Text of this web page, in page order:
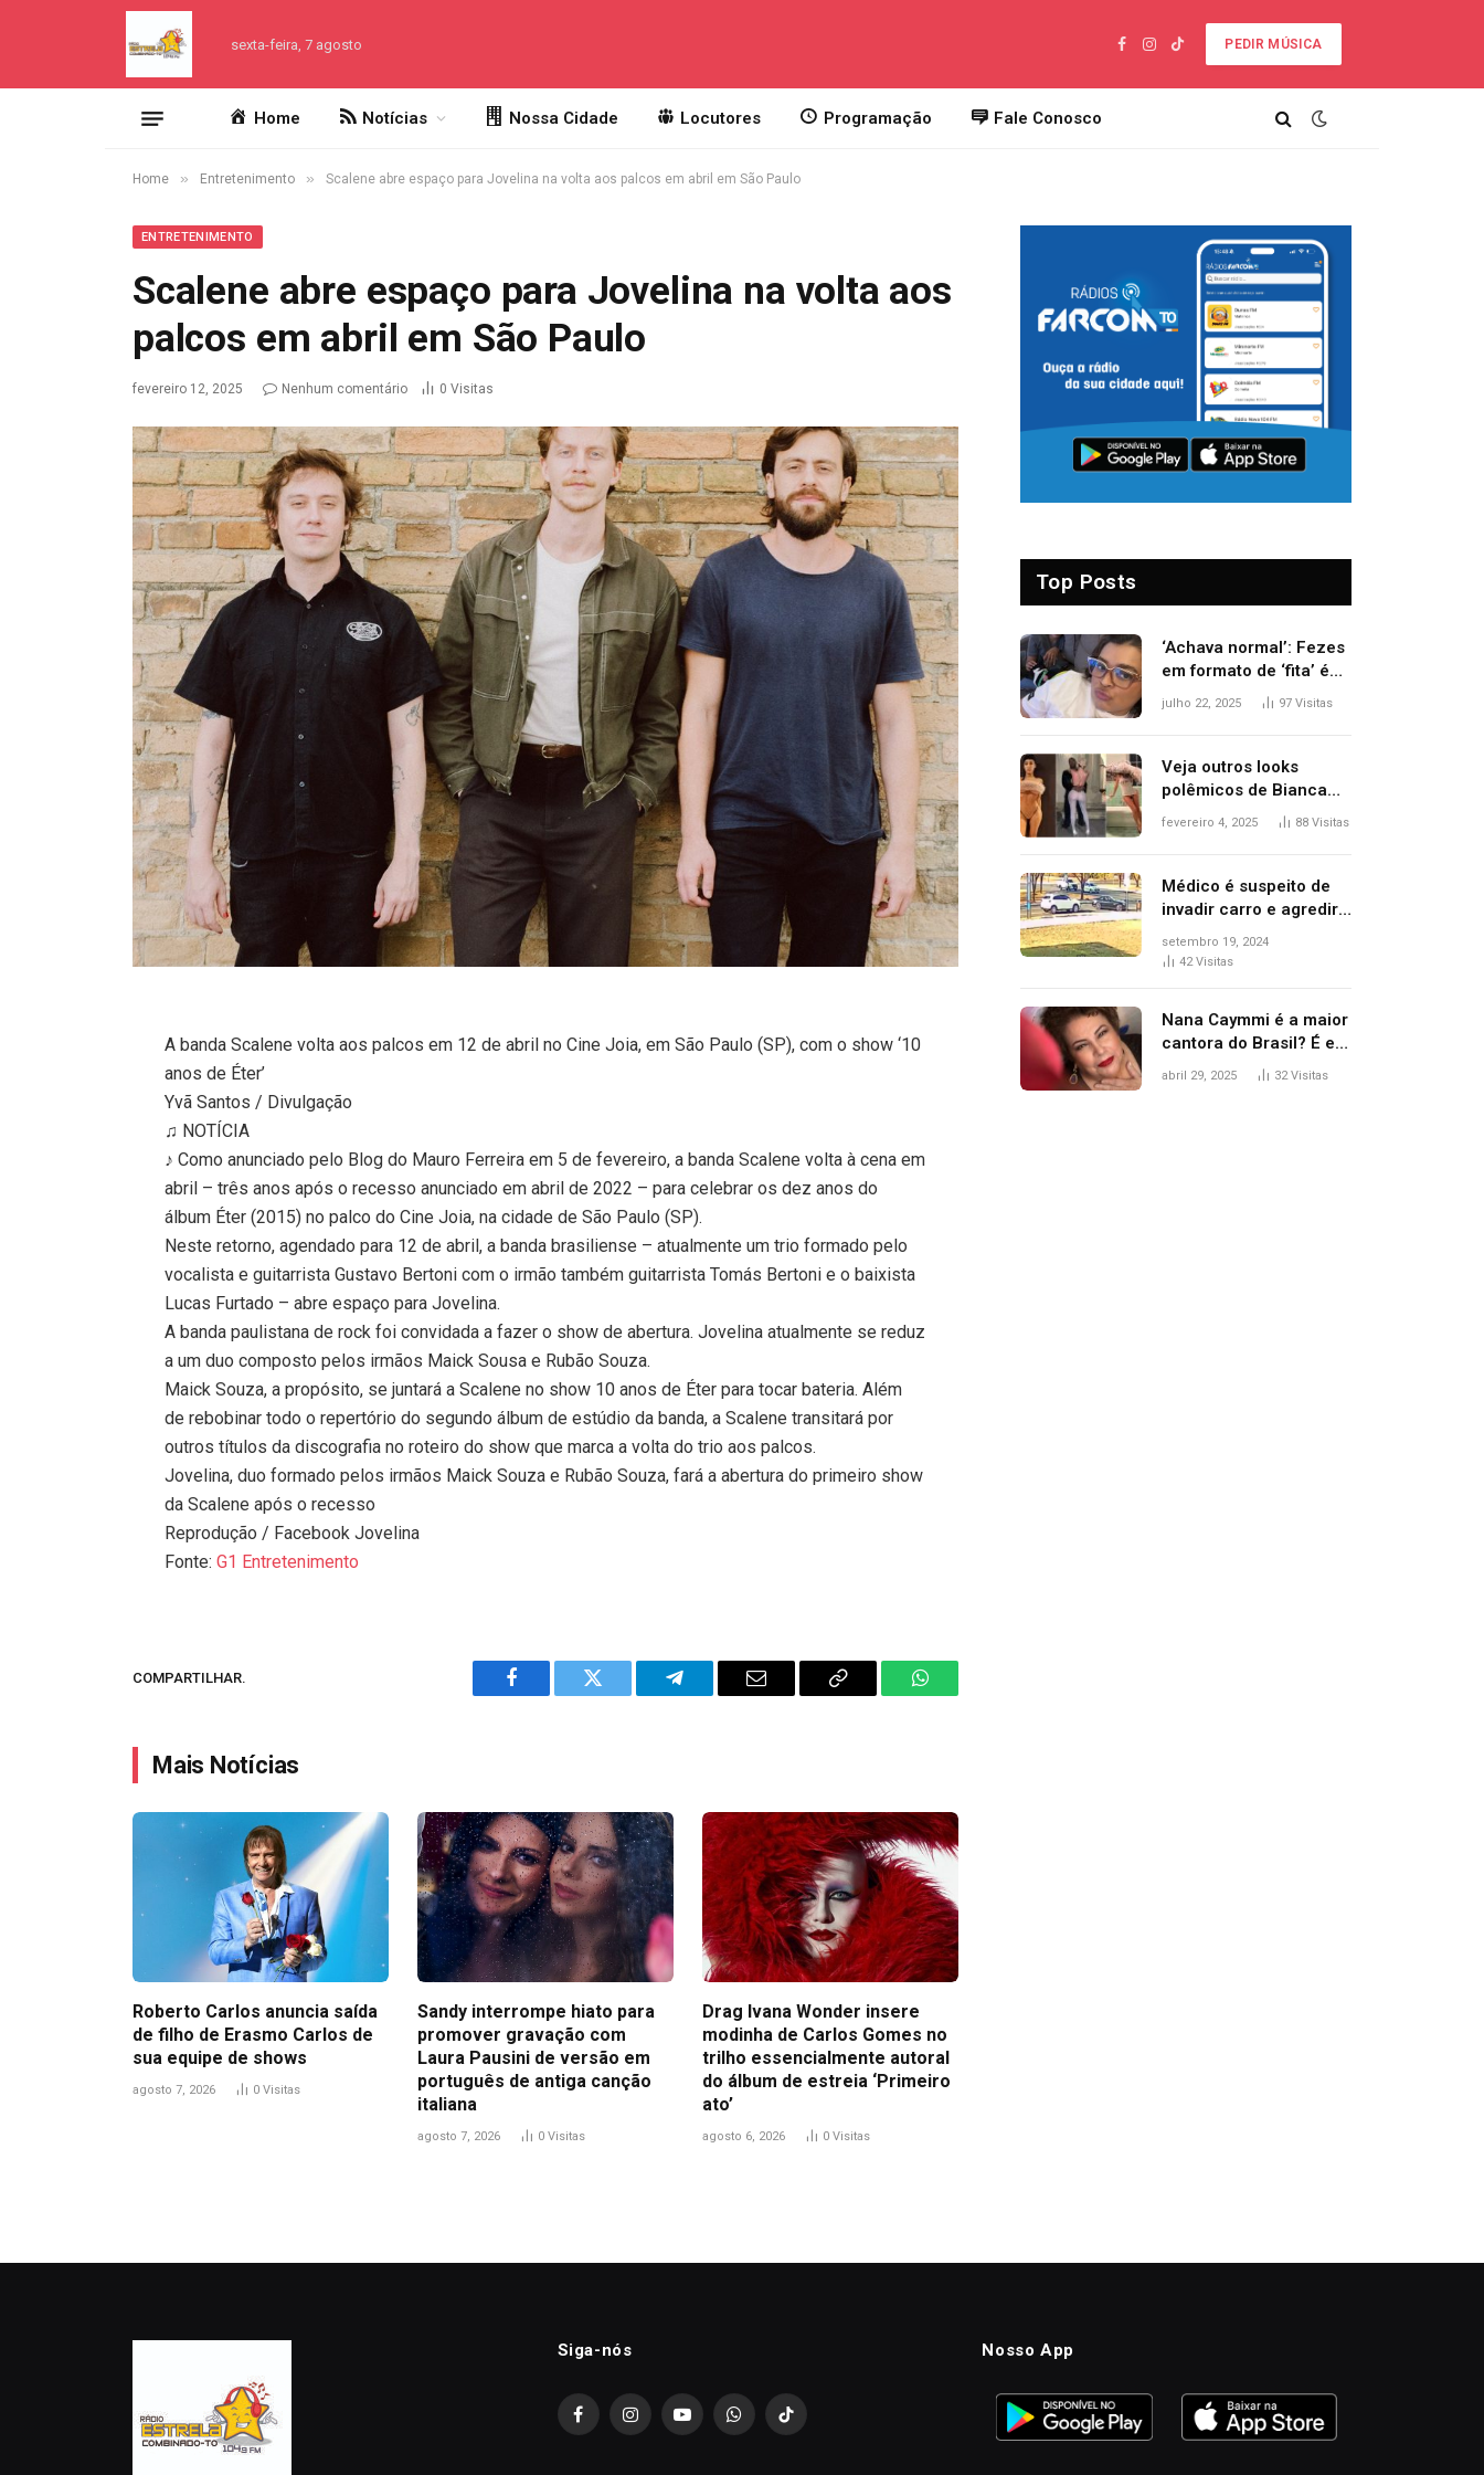
sexta-feira, 7 agosto
Facebook
Instagram
TikTok
PEDIR MÚSICA
Home Notícias Nossa Cidade Locutores Programação Fale Conosco
Home » Entretenimento » Scalene abre espaço para Jovelina na volta aos palcos em abril em São Paulo
ENTRETENIMENTO
Scalene abre espaço para Jovelina na volta aos
palcos em abril em São Paulo
fevereiro 12, 2025 Nenhum comentário 0 Visitas
A banda Scalene volta aos palcos em 12 de abril no Cine Joia, em São Paulo (SP), com o show ‘10
anos de Éter’
Yvã Santos / Divulgação
♫ NOTÍCIA
♪ Como anunciado pelo Blog do Mauro Ferreira em 5 de fevereiro, a banda Scalene volta à cena em
abril – três anos após o recesso anunciado em abril de 2022 – para celebrar os dez anos do
álbum Éter (2015) no palco do Cine Joia, na cidade de São Paulo (SP).
Neste retorno, agendado para 12 de abril, a banda brasiliense – atualmente um trio formado pelo
vocalista e guitarrista Gustavo Bertoni com o irmão também guitarrista Tomás Bertoni e o baixista
Lucas Furtado – abre espaço para Jovelina.
A banda paulistana de rock foi convidada a fazer o show de abertura. Jovelina atualmente se reduz
a um duo composto pelos irmãos Maick Sousa e Rubão Souza.
Maick Souza, a propósito, se juntará a Scalene no show 10 anos de Éter para tocar bateria. Além
de rebobinar todo o repertório do segundo álbum de estúdio da banda, a Scalene transitará por
outros títulos da discografia no roteiro do show que marca a volta do trio aos palcos.
Jovelina, duo formado pelos irmãos Maick Souza e Rubão Souza, fará a abertura do primeiro show
da Scalene após o recesso
Reprodução / Facebook Jovelina
Fonte:G1 Entretenimento
COMPARTILHAR.
Facebook Twitter Telegram Email
Copy
WhatsApp
Mais Notícias
Roberto Carlos anuncia saída
de filho de Erasmo Carlos de
sua equipe de shows
agosto 7, 2026 0 Visitas
Sandy interrompe hiato para
promover gravação com
Laura Pausini de versão em
português de antiga canção
italiana
agosto 7, 2026 0 Visitas
Drag Ivana Wonder insere
modinha de Carlos Gomes no
trilho essencialmente autoral
do álbum de estreia ‘Primeiro
ato’
agosto 6, 2026 0 Visitas
Top Posts
‘Achava normal’: Fezes
em formato de ‘fita’ é
um dos alertas para
Gil
julho 22, 2025 97 Visitas
Veja outros looks
polêmicos de Bianca
Censori, esposa de
Grammy 2025
fevereiro 4, 2025 88 Visitas
Médico é suspeito de
invadir carro e agredir
delegado aposentado
durante confusão no
setembro 19, 2024
42Visitas
Nana Caymmi é a maior
cantora do Brasil? É e
não é…
abril 29, 2025 32Visitas
Siga-nós
FacebookInstagramYouTubeWhatsAppTikTok
Nosso App